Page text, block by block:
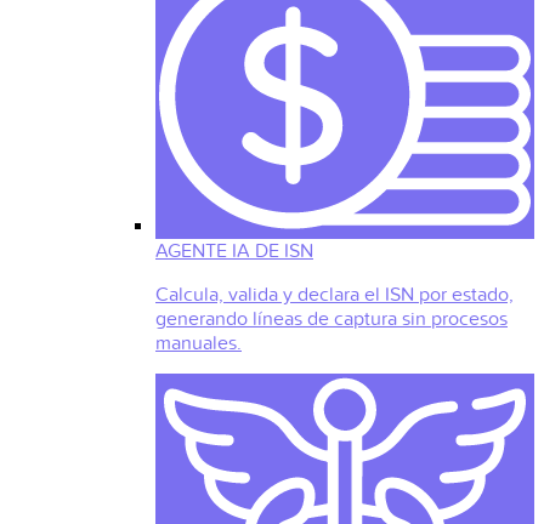
AGENTE IA DE ISN
Calcula, valida y declara el ISN por estado,
generando líneas de captura sin procesos
manuales.